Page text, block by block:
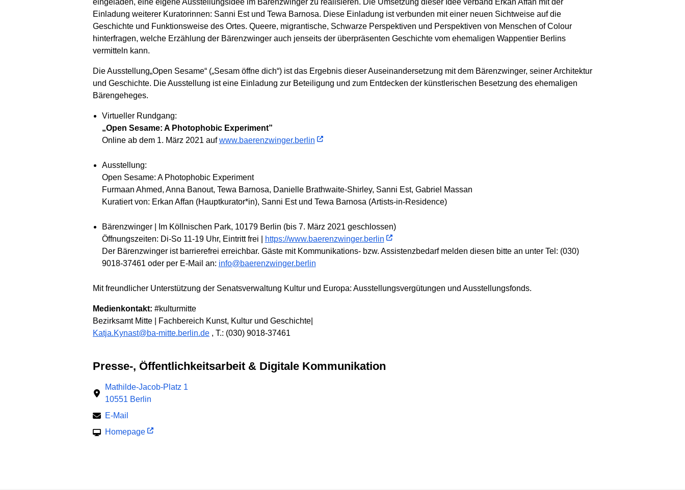
Einladung weiterer Kuratorinnen: Sanni Est und Tewa Barnosa. Diese Einladung ist verbunden mit einer neuen Sichtweise auf die
Geschichte und Funktionsweise des Ortes. Queere, migrantische, Schwarze Perspektiven und Perspektiven von Menschen of Colour
hinterfragen, welche Erzählung der Bärenzwinger auch jenseits der überpräsenten Geschichte vom ehemaligen Wappentier Berlins
vermitteln kann.
Die Ausstellung„Open Sesame“ („Sesam öffne dich“) ist das Ergebnis dieser Auseinandersetzung mit dem Bärenzwinger, seiner Architektur
und Geschichte. Die Ausstellung ist eine Einladung zur Beteiligung und zum Entdecken der künstlerischen Besetzung des ehemaligen
Bärengeheges.
Virtueller Rundgang:
„Open Sesame: A Photophobic Experiment”
Online ab dem 1. März 2021 aufwww.baerenzwinger.berlin
Ausstellung:
Open Sesame: A Photophobic Experiment
Furmaan Ahmed, Anna Banout, Tewa Barnosa, Danielle Brathwaite-Shirley, Sanni Est, Gabriel Massan
Kuratiert von: Erkan Affan (Hauptkurator*in), Sanni Est und Tewa Barnosa (Artists-in-Residence)
Bärenzwinger | Im Köllnischen Park, 10179 Berlin (bis 7. März 2021 geschlossen)
Öffnungszeiten: Di-So 11-19 Uhr, Eintritt frei |
https://www.baerenzwinger.berlin
Der Bärenzwinger ist barrierefrei erreichbar. Gäste mit Kommunikations- bzw. Assistenzbedarf melden diesen bitte an unter Tel: (030)
9018-37461 oder per E-Mail an: info@baerenzwinger.berlin
Mit freundlicher Unterstützung der Senatsverwaltung Kultur und Europa: Ausstellungsvergütungen und Ausstellungsfonds.
Medienkontakt: #kulturmitte
Bezirksamt Mitte | Fachbereich Kunst, Kultur und Geschichte|
Katja.Kynast@ba-mitte.berlin.de , T.: (030) 9018-37461
Presse-, Öffentlichkeitsarbeit & Digitale Kommunikation
Mathilde-Jacob-Platz 1
10551 Berlin
E-Mail
Homepage